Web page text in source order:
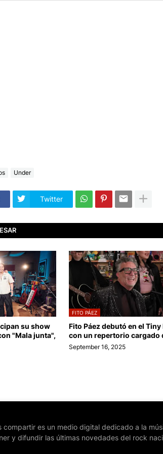
Under
Twitter
su show
"Mala junta",
FITO PÁEZ
Fito Páez debutó en el Tiny
con un repertorio cargado
September 16, 2025
compartir es un medio digital dedicado a la
y difundir las últimas novedades del rock